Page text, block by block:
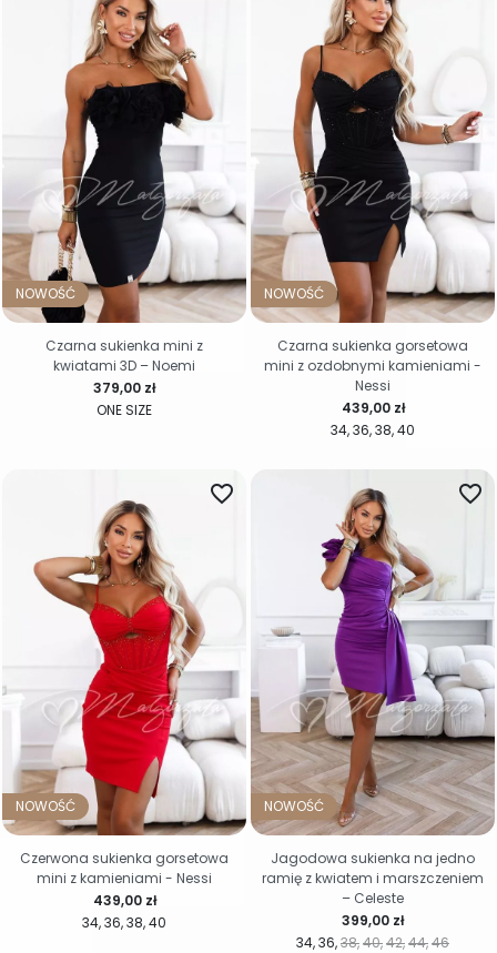
NOWOŚĆ
ONE SIZE
Cena
379,00 zł
Czarna sukienka mini z
kwiatami 3D – Noemi
NOWOŚĆ
34 36 38 40
Cena
439,00 zł
Czarna sukienka gorsetowa
mini z ozdobnymi kamieniami -
Nessi
NOWOŚĆ
34 36 38 40
favorite_border
Cena
439,00 zł
Czerwona sukienka gorsetowa
mini z kamieniami - Nessi
NOWOŚĆ
34 36 38 40 42 44 46
favorite_border
Cena
399,00 zł
Jagodowa sukienka na jedno
ramię z kwiatem i marszczeniem
– Celeste